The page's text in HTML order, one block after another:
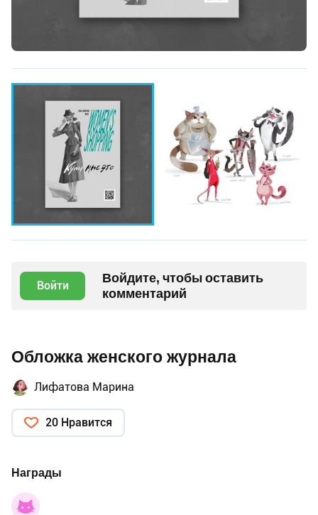
Войти
Войдите, чтобы оставить
комментарий
Обложка женского журнала
Лифатова Марина
20 Нравится
Награды